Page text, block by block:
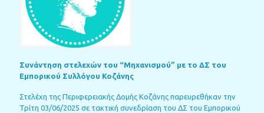
Συνάντηση στελεχών του “Μηχανισμού” με το ΔΣ του
Εμπορικού Συλλόγου Κοζάνης
Στελέχη της Περιφερειακής Δομής Κοζάνης παρευρεθήκαν την
Τρίτη 03/06/2025 σε τακτική συνεδρίαση του ΔΣ του Εμπορικού